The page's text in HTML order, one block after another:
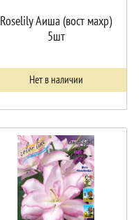
Roselily Аиша (вост махр)
5шт
Нет в наличии